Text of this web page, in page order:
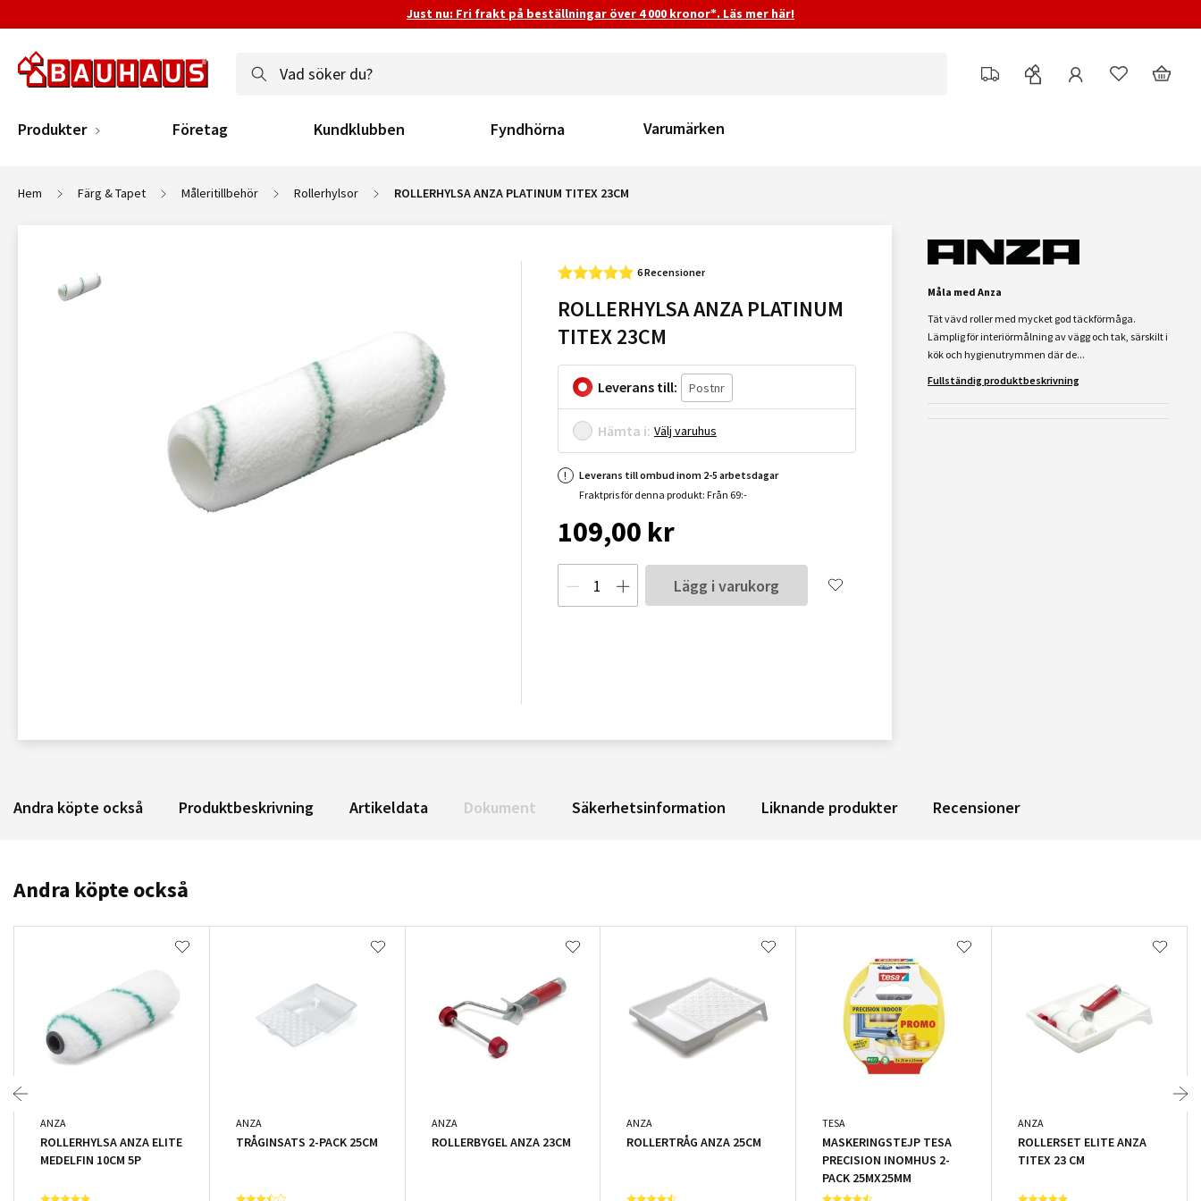
Just nu: Fri frakt på beställningar över 4 000 kronor*. Läs mer här!
Produkter Företag Kundklubben Fyndhörna Varumärken
Hem Färg & Tapet Måleritillbehör Rollerhylsor ROLLERHYLSA ANZA PLATINUM TITEX 23CM
6 Recensioner
ROLLERHYLSA ANZA PLATINUM
TITEX 23CM
Leverans till:
Hämta i: Välj varuhus
Leverans till ombud inom 2-5 arbetsdagar
Fraktpris för denna produkt: Från 69:-
109,00 kr
Lägg i varukorg
Måla med Anza
Tät vävd roller med mycket god täckförmåga.
Lämplig för interiörmålning av vägg och tak, särskilt i
kök och hygienutrymmen där de...
Fullständig produktbeskrivning
Andra köpte också Produktbeskrivning Artikeldata Dokument Säkerhetsinformation Liknande produkter Recensioner
Andra köpte också
ANZA
ROLLERHYLSA ANZA ELITE
MEDELFIN 10CM 5P
ANZA
TRÅGINSATS 2-PACK 25CM
ANZA
ROLLERBYGEL ANZA 23CM
ANZA
ROLLERTRÅG ANZA 25CM
TESA
MASKERINGSTEJP TESA
PRECISION INOMHUS 2-
PACK 25MX25MM
ANZA
ROLLERSET ELITE ANZA
TITEX 23 CM